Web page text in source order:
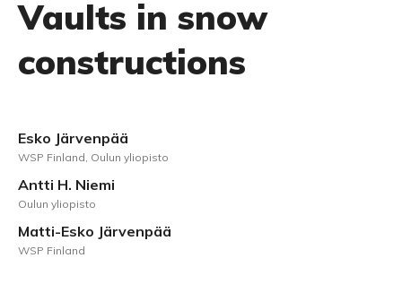
Vaults in snow
constructions
Esko Järvenpää
WSP Finland, Oulun yliopisto
Antti H. Niemi
Oulun yliopisto
Matti-Esko Järvenpää
WSP Finland